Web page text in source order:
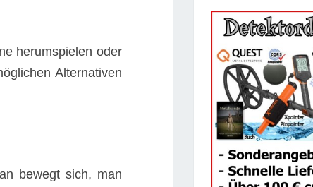
herumspielen oder
Alternativen
bewegt sich, man